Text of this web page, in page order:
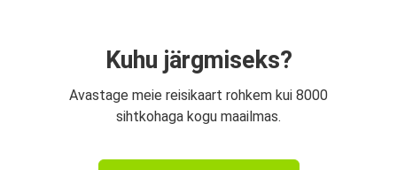
Osnabrück
Leipzig
Osnabrück
Osnabrück
Kuhu järgmiseks?
Avastage meie reisikaart rohkem kui 8000
sihtkohaga kogu maailmas.